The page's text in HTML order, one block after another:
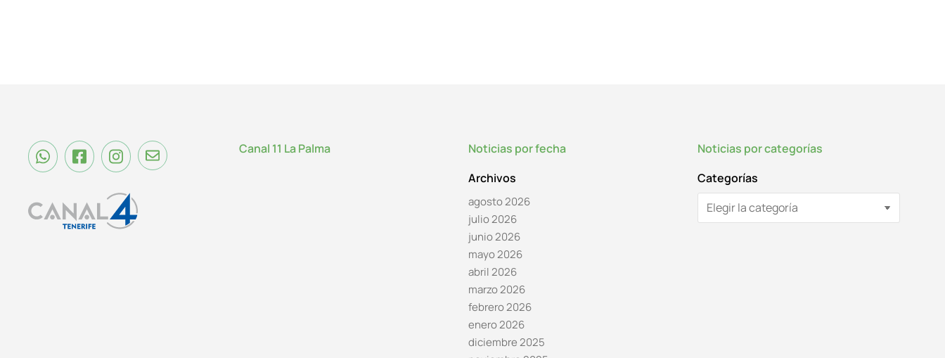
Canal 11 La Palma
Noticias por fecha
Archivos
agosto 2026
julio 2026
junio 2026
mayo 2026
abril 2026
marzo 2026
febrero 2026
enero 2026
diciembre 2025
Noticias por categorías
Categorías